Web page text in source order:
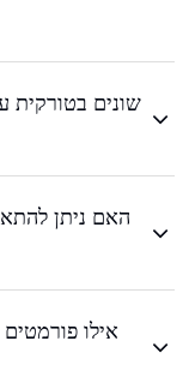
האם ניתן
אילו